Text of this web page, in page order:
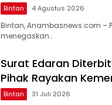
Bintan 4 Agustus 2026
Bintan, Anambasnews.com –
menegaskan…
Surat Edaran
Pihak Rayakan
Bintan 31 Juli 2026